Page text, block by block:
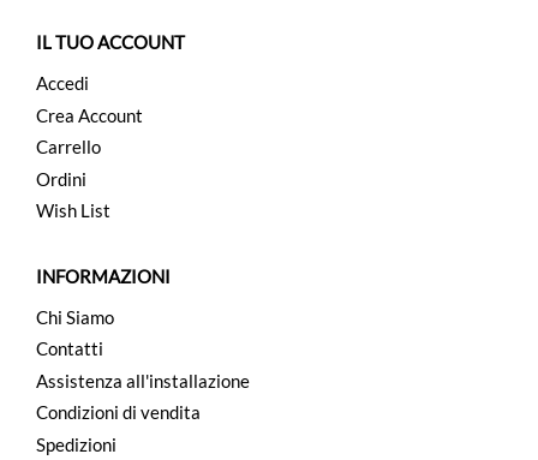
INFORMAZIONI
Chi Siamo
Contatti
Assistenza all'installazione
Condizioni di vendita
Spedizioni
IL TUO ACCOUNT
Accedi
Crea Account
Carrello
Ordini
Wish List